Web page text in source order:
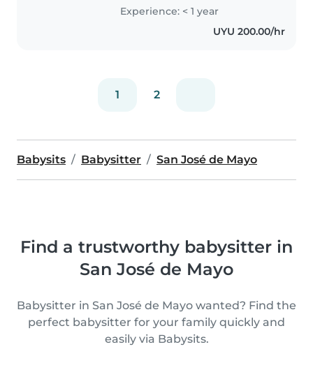
gusta enseñarle actividades
diferentes. Me gusta mucho
leerles. Hacer manualidades
Experience: < 1 year
UYU 200.00/hr
1 2
Babysits Babysitter San José de Mayo
Find a trustworthy babysitter in
San José de Mayo
Babysitter in San José de Mayo wanted? Find the
perfect babysitter for your family quickly and
easily via Babysits.